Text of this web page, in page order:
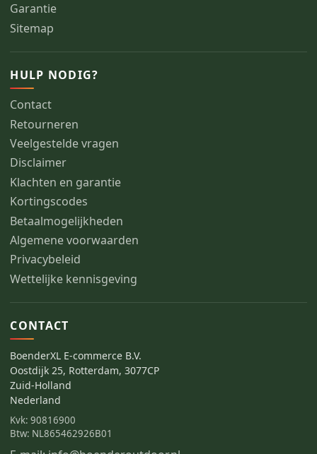
Garantie
Sitemap
HULP NODIG?
Contact
Retourneren
Veelgestelde vragen
Disclaimer
Klachten en garantie
Kortingscodes
Betaalmogelijkheden
Algemene voorwaarden
Privacybeleid
Wettelijke kennisgeving
CONTACT
BoenderXL E-commerce B.V.
Oostdijk 25, Rotterdam, 3077CP
Zuid-Holland
Nederland
Kvk: 90816900
Btw: NL865462926B01